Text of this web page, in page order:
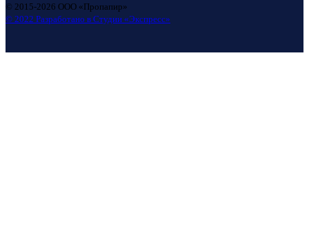
© 2015-2026 ООО «Пропапир»
© 2022 Разработано в Студии «Экспресс»